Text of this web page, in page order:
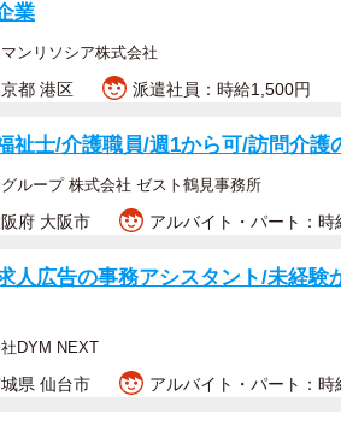
業
ンリソシア株式会社
都 港区 派遣社員：時給1,500円
祉士/介護職員/週1から可/訪問介護
ループ 株式会社 ゼスト鶴見事務所
府 大阪市 アルバイト・パート：
人広告の事務アシスタント/未経験
DYM NEXT
県 仙台市 アルバイト・パート：